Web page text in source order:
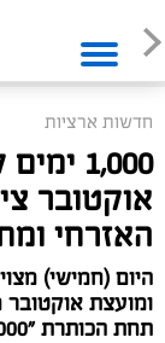
חדשות ארציות
אוקטובר
האזרחי
ומועצת אוקטובר
תחת הכותרת "1,000 ימים של שבעה".